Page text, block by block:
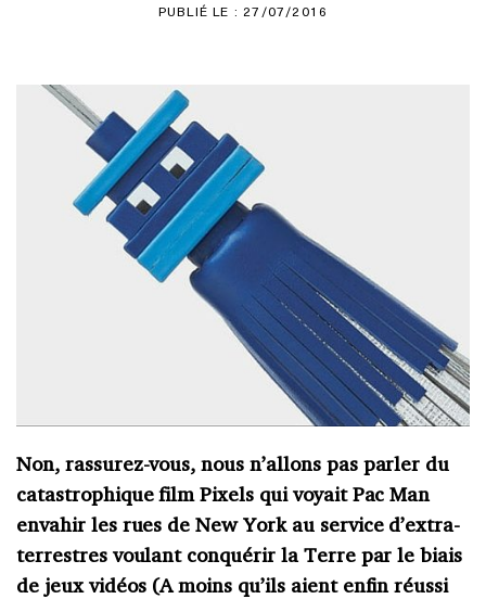
PUBLIÉ LE : 27/07/2016
Non, rassurez-vous, nous n’allons pas parler du
catastrophique film Pixels qui voyait Pac Man
envahir les rues de New York au service d’extra-
terrestres voulant conquérir la Terre par le biais
de jeux vidéos (A moins qu’ils aient enfin réussi